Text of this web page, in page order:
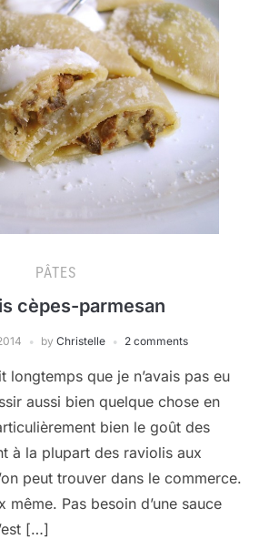
PÂTES
cèpes-parmesan
by Christelle 2 comments
longtemps que je n’avais pas eu
aussi bien quelque chose en
bien le goût des
à la plupart des raviolis aux
peut trouver dans le commerce.
même. Pas besoin d’une sauce
[…]